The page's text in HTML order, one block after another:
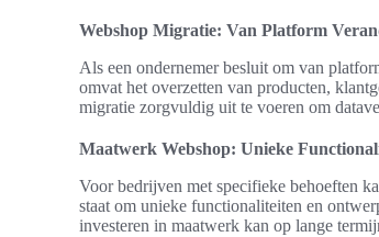
Webshop Migratie: Van Platform
Als een ondernemer besluit om van
omvat het overzetten van producten,
migratie zorgvuldig uit te voeren om
Maatwerk Webshop: Unieke
Voor bedrijven met specifieke behoeften
staat om unieke functionaliteiten en
investeren in maatwerk kan op lange